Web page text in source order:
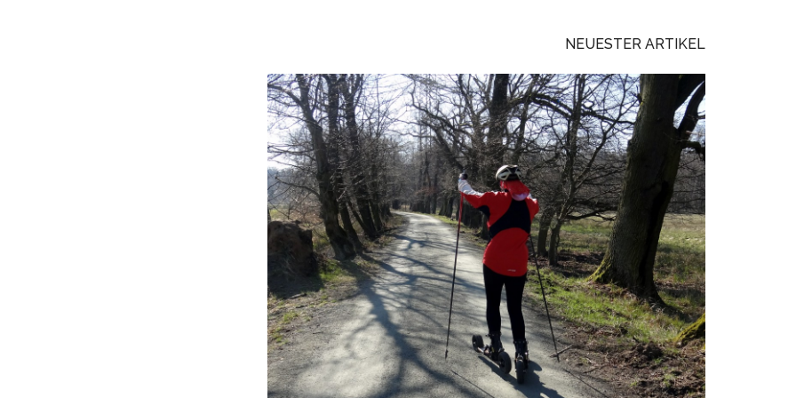
NEUESTER ARTIKEL